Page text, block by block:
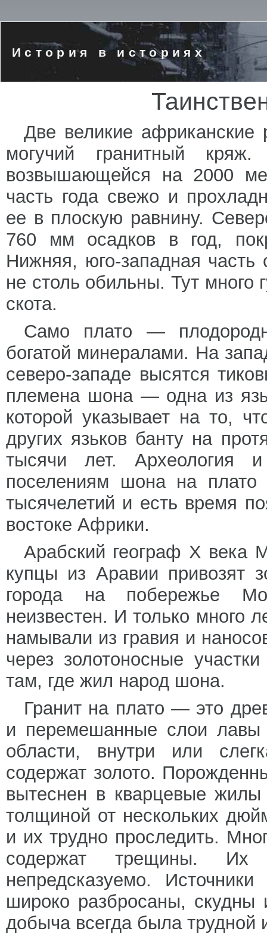
История в историях
Две великие африканские
могучий гранитный
возвышающейся на 2000
часть года свежо и
ее в плоскую равнину.
760 мм осадков в год,
Нижняя, юго-западная
не столь обильны. Тут много
скота.
Само плато —
богатой минералами. На
северо-западе высятся
племена шона — одна из
которой указывает на то,
других язьков банту на
тысячи лет. Археология
поселениям шона на
тысячелетий и есть время
востоке Африки.
Арабский географ X века
купцы из Аравии привозят
города на побережье
неизвестен. И только много
намывали из гравия и
через золотоносные
там, где жил народ шона.
Гранит на плато — это
и перемешанные слои лавы
области, внутри или
содержат золото.
вытеснен в кварцевые
толщиной от нескольких
и их трудно проследить.
содержат трещины. Их
непредсказуемо.
широко разбросаны, скудны
добыча всегда была трудной